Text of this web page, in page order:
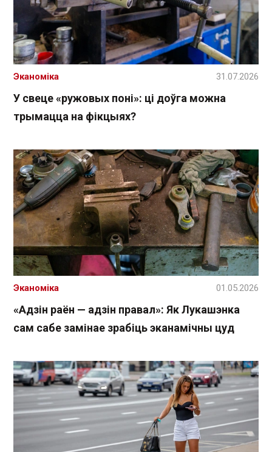
У свеце «ружовых поні»: ці доўга можна
трымацца на фікцыях?
Эканоміка 31.07.2026
«Адзін раён — адзін правал»: Як Лукашэнка
сам сабе замінае зрабіць эканамічны цуд
Эканоміка 01.05.2026